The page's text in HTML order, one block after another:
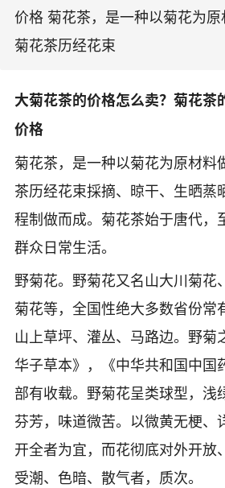
价格 菊花茶，是一种以菊花为原
菊花茶历经花束
大菊花茶的价格怎么卖？菊花茶
价格
菊花茶，是一种以菊花为原材料
茶历经花束採摘、晾干、生晒蒸
程制做而成。菊花茶始于唐代，
群众日常生活。
野菊花。野菊花又名山大川菊花
菊花等，全国性绝大多数省份常
山上草坪、灌丛、马路边。野菊
华子草本》，《中华共和国中国
部有收载。野菊花呈类球型，浅
芬芳，味道微苦。以微黄无梗、
开全者为宜，而花彻底对外开放
受潮、色暗、散气者，质次。